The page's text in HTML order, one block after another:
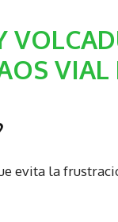
VIAL
evita la